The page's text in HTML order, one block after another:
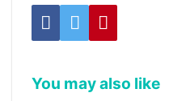
You may also like